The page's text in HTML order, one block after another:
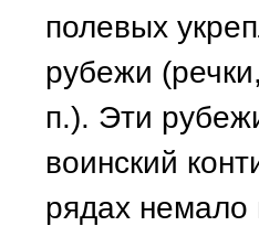
полевых
рубежи
п.). Эти
воинский
рядах немало